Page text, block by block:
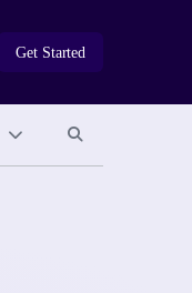
Get Started
Search site